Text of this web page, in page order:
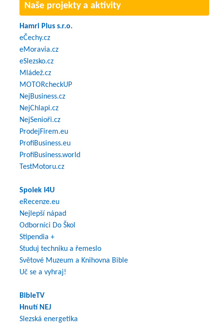
Naše projekty a aktivity
Hamri Plus s.r.o.
eČechy.cz
eMoravia.cz
eSlezsko.cz
Mládež.cz
MOTORcheckUP
NejBusiness.cz
NejChlapi.cz
NejSenioři.cz
ProdejFirem.eu
ProfiBusiness.eu
ProfiBusiness.world
TestMotoru.cz
Spolek I4U
eRecenze.eu
Nejlepší nápad
Odborníci Do Škol
Stipendia +
Studuj techniku a řemeslo
Světové Muzeum a Knihovna Bible
Uč se a vyhraj!
BibleTV
Hnutí NEJ
Slezská energetika